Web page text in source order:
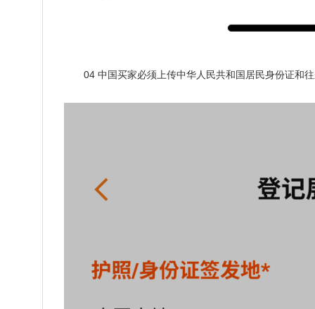
04 中国买家必须上传中华人民共和国居民身份证和